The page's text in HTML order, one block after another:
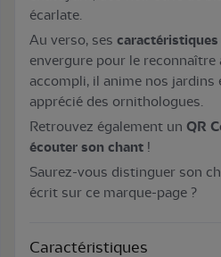
écarlate.
Au verso, ses caractéristiques
envergure pour le reconnaître
accompli, il anime nos jardins
apprécié des ornithologues.
Retrouvez également un QR
écouter son chant !
Saurez-vous distinguer son
écrit sur ce marque-page ?
Caractéristiques